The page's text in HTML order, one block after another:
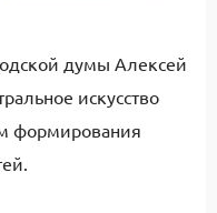
думы Алексей
искусство
формирования